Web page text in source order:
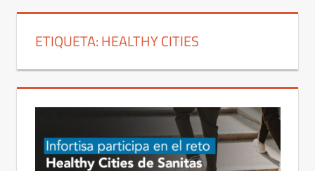
ETIQUETA:HEALTHY CITIES